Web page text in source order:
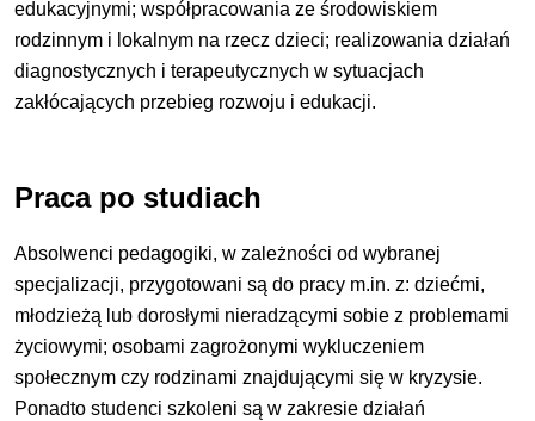
edukacyjnymi; współpracowania ze środowiskiem
rodzinnym i lokalnym na rzecz dzieci; realizowania działań
diagnostycznych i terapeutycznych w sytuacjach
zakłócających przebieg rozwoju i edukacji.
Praca po studiach
Absolwenci pedagogiki, w zależności od wybranej
specjalizacji, przygotowani są do pracy m.in. z: dziećmi,
młodzieżą lub dorosłymi nieradzącymi sobie z problemami
życiowymi; osobami zagrożonymi wykluczeniem
społecznym czy rodzinami znajdującymi się w kryzysie.
Ponadto studenci szkoleni są w zakresie działań